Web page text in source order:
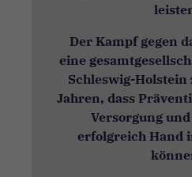
Der Kampf gegen
eine
Schleswig-Holstein
Jahren, dass
Versorgung
erfolgreich Hand